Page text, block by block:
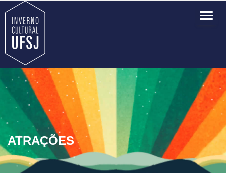
ATRAÇÕES